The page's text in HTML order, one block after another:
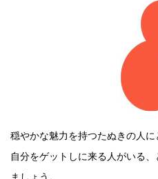
穏やかな魅力を持つたぬきの人に
自分をゲットしに来る人がいる